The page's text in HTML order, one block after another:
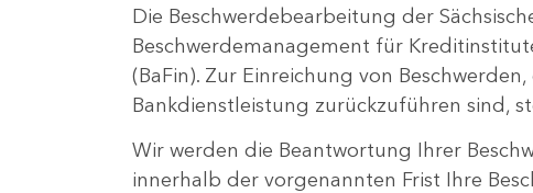
Die Beschwerdebearbeitung der
Beschwerdemanagement für
(BaFin). Zur Einreichung von
Bankdienstleistung zurückzuführen sind,
Wir werden die Beantwortung Ihrer
innerhalb der vorgenannten Frist Ihre